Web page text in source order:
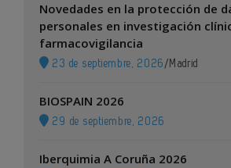
Novedades en la protección de
personales en investigación
farmacovigilancia
23 de septiembre, 2026 / Madrid
BIOSPAIN 2026
29 de septiembre, 2026
Iberquimia A Coruña 2026